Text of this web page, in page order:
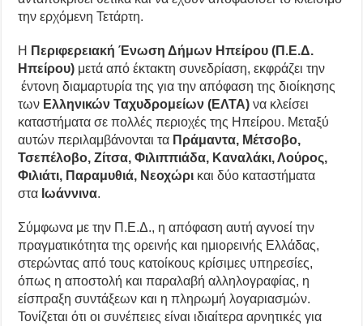
την ερχόμενη Τετάρτη.
Η Περιφερειακή Ένωση Δήμων Ηπείρου (Π.Ε.Δ.
Ηπείρου) μετά από έκτακτη συνεδρίαση, εκφράζει την
έντονη διαμαρτυρία της για την απόφαση της διοίκησης
των Ελληνικών Ταχυδρομείων (ΕΛΤΑ) να κλείσει
καταστήματα σε πολλές περιοχές της Ηπείρου. Μεταξύ
αυτών περιλαμβάνονται τα Πράμαντα, Μέτσοβο,
Τσεπέλοβο, Ζίτσα, Φιλιππιάδα, Καναλάκι, Λούρος,
Φιλιάτι, Παραμυθιά, Νεοχώρι και δύο καταστήματα
στα Ιωάννινα.
Σύμφωνα με την Π.Ε.Δ., η απόφαση αυτή αγνοεί την
πραγματικότητα της ορεινής και ημιορεινής Ελλάδας,
στερώντας από τους κατοίκους κρίσιμες υπηρεσίες,
όπως η αποστολή και παραλαβή αλληλογραφίας, η
είσπραξη συντάξεων και η πληρωμή λογαριασμών.
Τονίζεται ότι οι συνέπειες είναι ιδιαίτερα αρνητικές για